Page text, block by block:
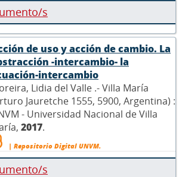
s
de uso y acción de cambio. La
-intercambio- la
intercambio
Lidia del Valle .- Villa María
Jauretche 1555, 5900, Argentina) :
- Universidad Nacional de Villa
2017.
| Repositorio Digital UNVM.
s